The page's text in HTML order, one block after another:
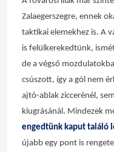
Zalaegerszegre, ennek
taktikai elemekhez is. A
is felülkerekedtünk,
de a végső
csúszott, így a gól nem
ajtó-ablak ziccerénél,
kiugrásánál. Mindezek
engedtünk kaput találó
újabb egy pont is